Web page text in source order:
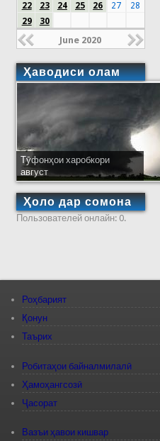
22
23 24 25 26 27
28
29
30
June 2020
Ҳаводиси олам
Тӯфонҳои харобкори
август
Ҳоло дар сомона
Пользователей онлайн: 0.
Роҳбарият
Қонун
Таърих
Робитаҳои байналмилалӣ
Ҳамоҳангсозӣ
Ҷасорат
Вазъи ҳавои кишвар